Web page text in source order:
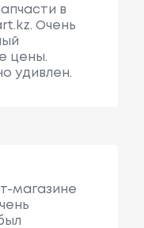
в
Очень
цены.
удивлен.
магазине